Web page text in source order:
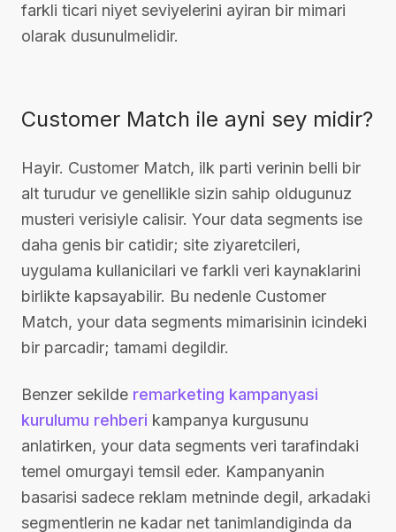
farkli ticari niyet seviyelerini ayiran bir mimari
olarak dusunulmelidir.
Customer Match ile ayni sey midir?
Hayir. Customer Match, ilk parti verinin belli bir
alt turudur ve genellikle sizin sahip oldugunuz
musteri verisiyle calisir. Your data segments ise
daha genis bir catidir; site ziyaretcileri,
uygulama kullanicilari ve farkli veri kaynaklarini
birlikte kapsayabilir. Bu nedenle Customer
Match, your data segments mimarisinin icindeki
bir parcadir; tamami degildir.
Benzer sekilde remarketing kampanyasi
kurulumu rehberi kampanya kurgusunu
anlatirken, your data segments veri tarafindaki
temel omurgayi temsil eder. Kampanyanin
basarisi sadece reklam metninde degil, arkadaki
segmentlerin ne kadar net tanimlandiginda da